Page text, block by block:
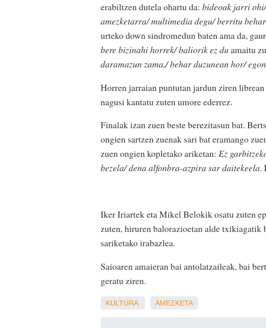
erabiltzen dutela ohartu da: bideoak jarri
amezketarra/ multimedia degu/ berritu
urteko down sindromedun baten ama da,
bere bizinahi horrek/ baliorik ez du amaitu
daramazun zama,/ behar duzunean hor/
Horren jarraian puntutan jardun ziren
nagusi kantatu zuten umore ederrez.
Finalak izan zuen beste berezitasun bat.
ongien sartzen zuenak sari bat eramango
zuen ongien kopletako ariketan: Ez
bezela/ dena alfonbra-azpira sar daitekeela.
Iker Iriartek eta Mikel Belokik osatu zuten
zuten, hiruren balorazioetan alde txikiagatik
sariketako irabazlea.
Saioaren amaieran bai antolatzaileak, bai
geratu ziren.
KULTURA AMEZKETA